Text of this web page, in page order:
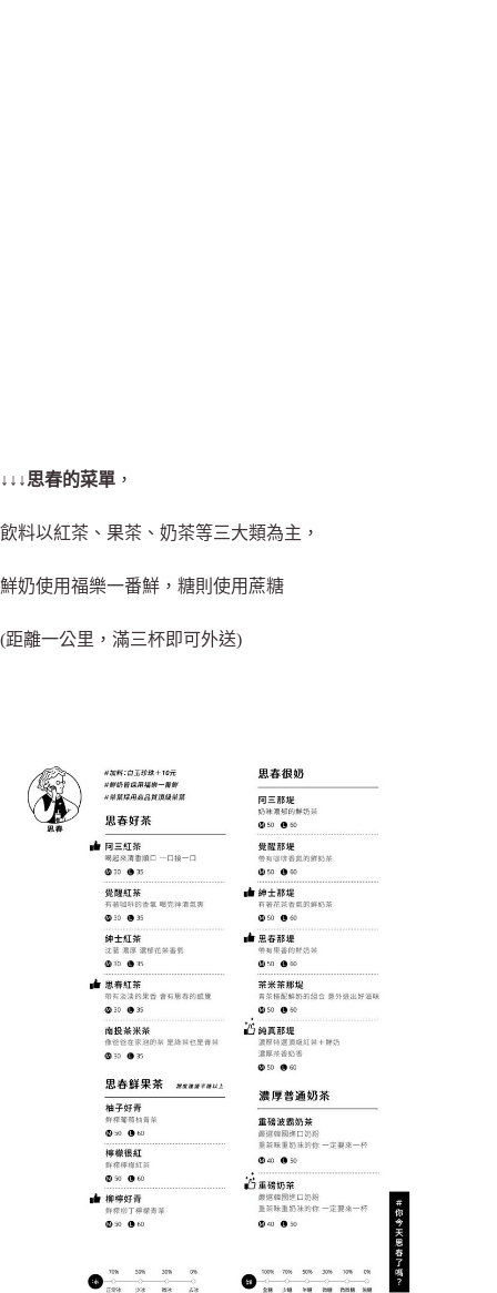
↓↓↓思春的菜單 ，
飲料以紅茶、果茶、奶茶等三大類為主，
鮮奶使用福樂一番鮮，糖則使用蔗糖
(距離一公里，滿三杯即可外送)